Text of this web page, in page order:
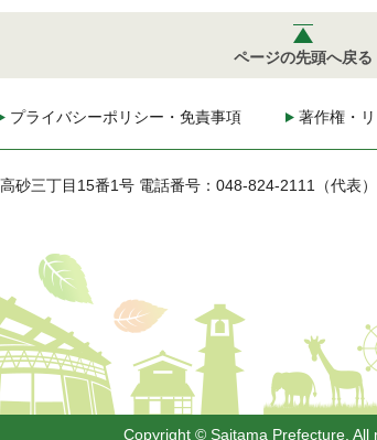
ページの先頭へ戻る
プライバシーポリシー・免責事項 著作権・
砂三丁目15番1号 電話番号：048-824-2111（代表）
Copyright © Saitama Prefecture. All